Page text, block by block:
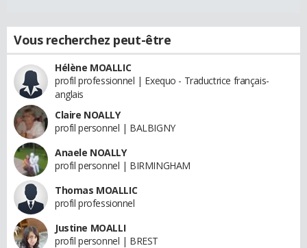
Vous recherchez peut-être
Hélène MOALLIC
profil professionnel | Exequo - Traductrice français-
anglais
Claire NOALLY
profil personnel | BALBIGNY
Anaele NOALLY
profil personnel | BIRMINGHAM
Thomas MOALLIC
profil professionnel
Justine MOALLI
profil personnel | BREST